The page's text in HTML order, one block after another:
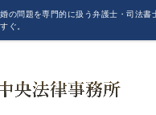
の問題を専門的に扱う弁護士・司法
ぐ。